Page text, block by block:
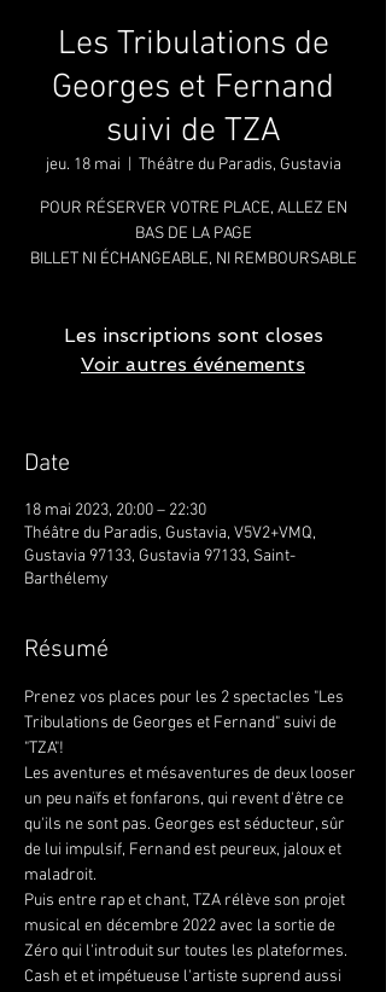
Les Tribulations de
Georges et Fernand
suivi de TZA
jeu. 18 mai Théâtre du Paradis, Gustavia
POUR RÉSERVER VOTRE PLACE, ALLEZ EN
BAS DE LA PAGE
BILLET NI ÉCHANGEABLE, NI REMBOURSABLE
Les inscriptions sont closes
Voir autres événements
Date
18 mai 2023, 20:00 – 22:30
Théâtre du Paradis, Gustavia, V5V2+VMQ,
Gustavia 97133, Gustavia 97133, Saint-
Barthélemy
Résumé
Prenez vos places pour les 2 spectacles "Les
Tribulations de Georges et Fernand" suivi de
"TZA"!
Les aventures et mésaventures de deux looser
un peu naïfs et fonfarons, qui revent d'être ce
qu'ils ne sont pas. Georges est séducteur, sûr
de lui impulsif, Fernand est peureux, jaloux et
maladroit.
Puis entre rap et chant, TZA rélève son projet
musical en décembre 2022 avec la sortie de
Zéro qui l'introduit sur toutes les plateformes.
Cash et et impétueuse l'artiste suprend aussi